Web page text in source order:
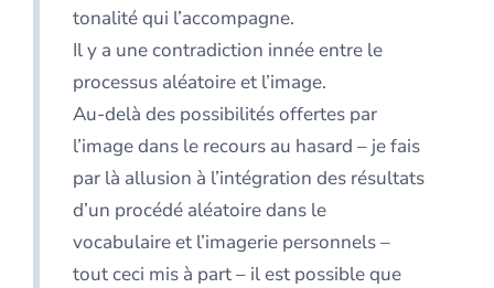
tonalité qui l’accompagne.
Il y a une contradiction innée entre le
processus aléatoire et l’image.
Au-delà des possibilités offertes par
l’image dans le recours au hasard – je fais
par là allusion à l’intégration des résultats
d’un procédé aléatoire dans le
vocabulaire et l’imagerie personnels –
tout ceci mis à part – il est possible que